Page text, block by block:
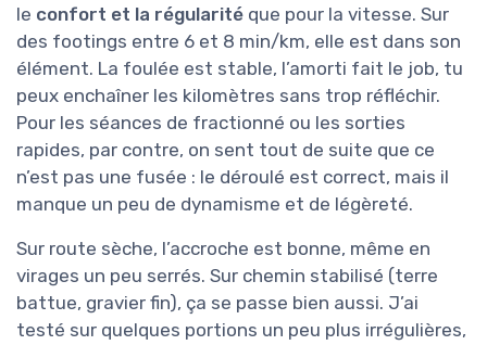
le confort et la régularité que pour la vitesse. Sur
des footings entre 6 et 8 min/km, elle est dans son
élément. La foulée est stable, l’amorti fait le job, tu
peux enchaîner les kilomètres sans trop réfléchir.
Pour les séances de fractionné ou les sorties
rapides, par contre, on sent tout de suite que ce
n’est pas une fusée : le déroulé est correct, mais il
manque un peu de dynamisme et de légèreté.
Sur route sèche, l’accroche est bonne, même en
virages un peu serrés. Sur chemin stabilisé (terre
battue, gravier fin), ça se passe bien aussi. J’ai
testé sur quelques portions un peu plus irrégulières,